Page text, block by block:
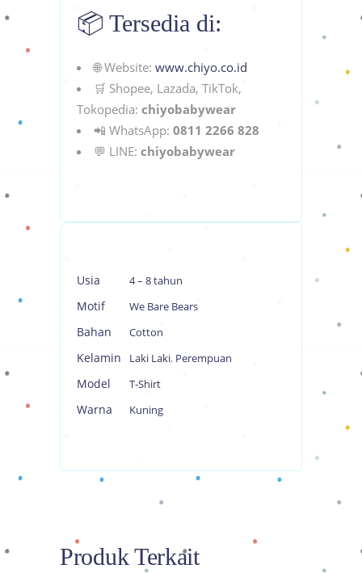
📦 Tersedia di:
🌐 Website: www.chiyo.co.id
🛒 Shopee, Lazada, TikTok,
Tokopedia: chiyobabywear
📲 WhatsApp: 0811 2266 828
💬 LINE: chiyobabywear
Usia 4 – 8 tahun
Motif We Bare Bears
Bahan Cotton
Kelamin Laki Laki, Perempuan
Model T-Shirt
Warna Kuning
Produk Terkait